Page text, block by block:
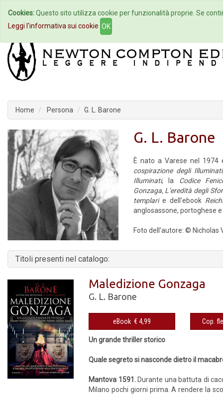
Home Autori Eventi
Home Persona G. L. Barone
G. L. Barone
È nato a Varese nel
cospirazione degli Illuminati
Illuminati, la Codice
Gonzaga, L’eredità degli
templari e dell’ebook
anglosassone, portoghese
Foto dell'autore: © Nicholas
Titoli presenti nel catalogo:
Maledizione Gonzaga
G. L. Barone
eBook € 4,99
Un grande thriller storico
Quale segreto si nasconde dietro il
Mantova 1591. Durante una battuta di
Milano pochi giorni prima. A rendere la
Cookies:Questo sito utilizza cookie per funzionalità proprie. Se
Leggi l'informativa sui cookie OK